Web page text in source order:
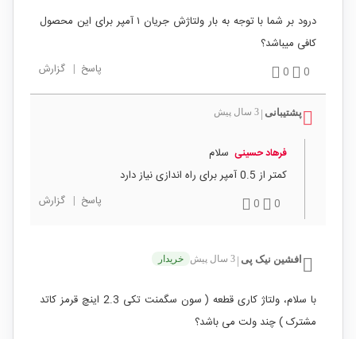
درود بر شما با توجه به بار ولتاژش جریان ۱ آمپر برای این محصول
کافی میباشد؟
0
0 پاسخ | گزارش
پشتیبانی 3 سال پیش
فرهاد حسینی سلام
کمتر از 0.5 آمپر برای راه اندازی نیاز دارد
0
0 پاسخ | گزارش
افشین نیک پی 3 سال پیش خریدار
با سلام، ولتاژ کاری قطعه ( سون سگمنت تکی 2.3 اینچ قرمز کاتد
مشترک ) چند ولت می باشد؟